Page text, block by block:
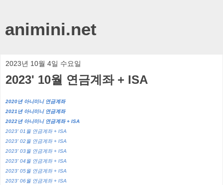
animini.net
2023년 10월 4일 수요일
2023' 10월 연금계좌 + ISA
2020년 아니미니 연금계좌
2021년 아니미니 연금계좌
2022년 아니미니 연금계좌 + ISA
2023' 01월 연금계좌 + ISA
2023' 02월 연금계좌 + ISA
2023' 03월 연금계좌 + ISA
2023' 04월 연금계좌 + ISA
2023' 05월 연금계좌 + ISA
2023' 06월 연금계좌 + ISA